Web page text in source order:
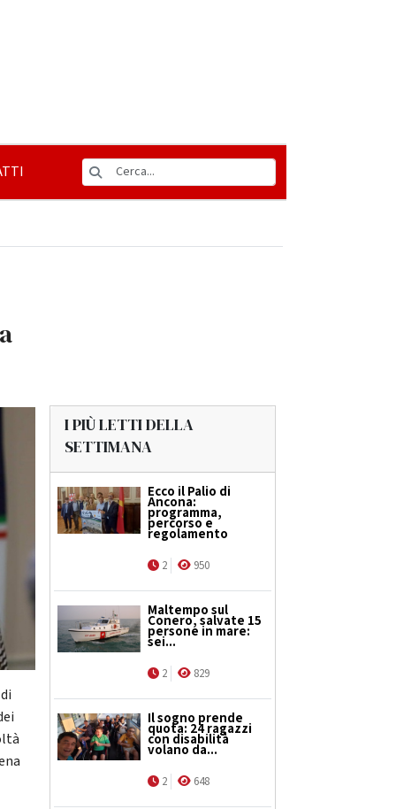
I PIÙ LETTI DELLA
SETTIMANA
Ecco il Palio di
Ancona:
programma,
percorso e
regolamento
2 950
Maltempo sul
Conero, salvate 15
persone in mare:
sei...
2 829
Il sogno prende
quota: 24 ragazzi
con disabilità
volano da...
2 648